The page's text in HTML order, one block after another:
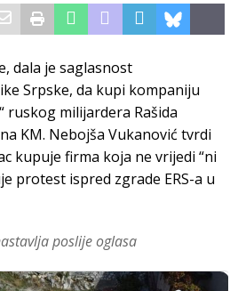
dala je saglasnost
Srpske, da kupi kompaniju
ruskog milijardera Rašida
KM. Nebojša Vukanović tvrdi
kupuje firma koja ne vrijedi “ni
protest ispred zgrade ERS-a u
poslije oglasa